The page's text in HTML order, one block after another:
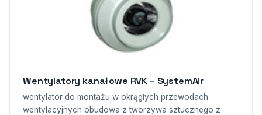
Wentylatory kanałowe RVK – SystemAir
wentylator do montażu w okrągłych przewodach
wentylacyjnych obudowa z tworzywa sztucznego z